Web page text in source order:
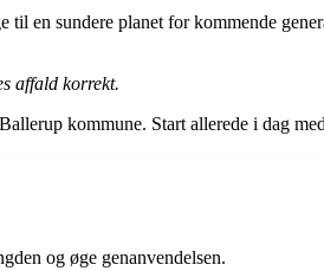
en sundere planet for kommende
affald korrekt.
kommune. Start allerede i dag
og øge genanvendelsen.